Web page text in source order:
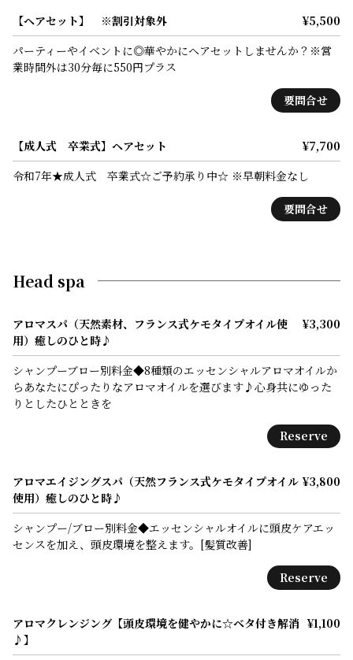
【ヘアセット】 ※割引対象外
¥5,500
パーティーやイベントに◎華やかにヘアセットしませんか？※営
業時間外は30分毎に550円プラス
要問合せ
【成人式 卒業式】ヘアセット
¥7,700
令和7年★成人式 卒業式☆ご予約承り中☆ ※早朝料金なし
要問合せ
Head spa
アロマスパ（天然素材、フランス式ケモタイプオイル使
用）癒しのひと時♪
¥3,300
シャンプーブロー別料金◆8種類のエッセンシャルアロマオイルか
らあなたにぴったりなアロマオイルを選びます♪心身共にゆった
りとしたひとときを
Reserve
アロマエイジングスパ（天然フランス式ケモタイプオイル
使用）癒しのひと時♪
¥3,800
シャンプー/ブロー別料金◆エッセンシャルオイルに頭皮ケアエッ
センスを加え、頭皮環境を整えます。[髪質改善]
Reserve
アロマクレンジング【頭皮環境を健やかに☆ベタ付き解消
♪】
¥1,100